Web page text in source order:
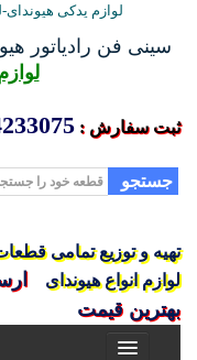
سینی فن رادیاتور
ثبت سفارش :
جستجو
تهیه و توزیع تمامی
لوازم انواع هیوندای
بهترین قیمت